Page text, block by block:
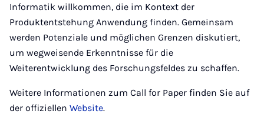
Informatik willkommen, die im Kontext der
Produktentstehung Anwendung finden. Gemeinsam
werden Potenziale und möglichen Grenzen diskutiert,
um wegweisende Erkenntnisse für die
Weiterentwicklung des Forschungsfeldes zu schaffen.
Weitere Informationen zum Call for Paper finden Sie auf
der offiziellen Website.